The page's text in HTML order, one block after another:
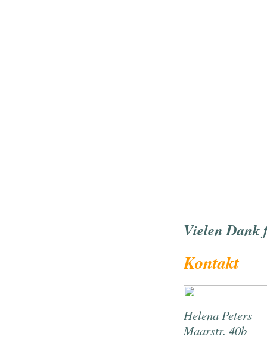
Vielen Dank
Kontakt
Helena Peters
Maarstr. 40b